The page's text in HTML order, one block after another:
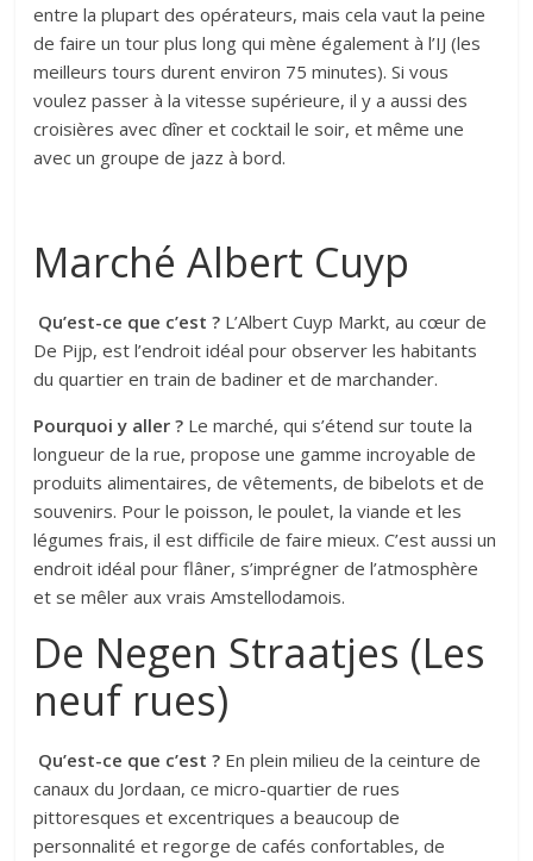
entre la plupart des opérateurs, mais cela vaut la peine
de faire un tour plus long qui mène également à l’IJ (les
meilleurs tours durent environ 75 minutes). Si vous
voulez passer à la vitesse supérieure, il y a aussi des
croisières avec dîner et cocktail le soir, et même une
avec un groupe de jazz à bord.
Marché Albert Cuyp
Qu’est-ce que c’est ? L’Albert Cuyp Markt, au cœur de
De Pijp, est l’endroit idéal pour observer les habitants
du quartier en train de badiner et de marchander.
Pourquoi y aller ? Le marché, qui s’étend sur toute la
longueur de la rue, propose une gamme incroyable de
produits alimentaires, de vêtements, de bibelots et de
souvenirs. Pour le poisson, le poulet, la viande et les
légumes frais, il est difficile de faire mieux. C’est aussi un
endroit idéal pour flâner, s’imprégner de l’atmosphère
et se mêler aux vrais Amstellodamois.
De Negen Straatjes (Les
neuf rues)
Qu’est-ce que c’est ? En plein milieu de la ceinture de
canaux du Jordaan, ce micro-quartier de rues
pittoresques et excentriques a beaucoup de
personnalité et regorge de cafés confortables, de